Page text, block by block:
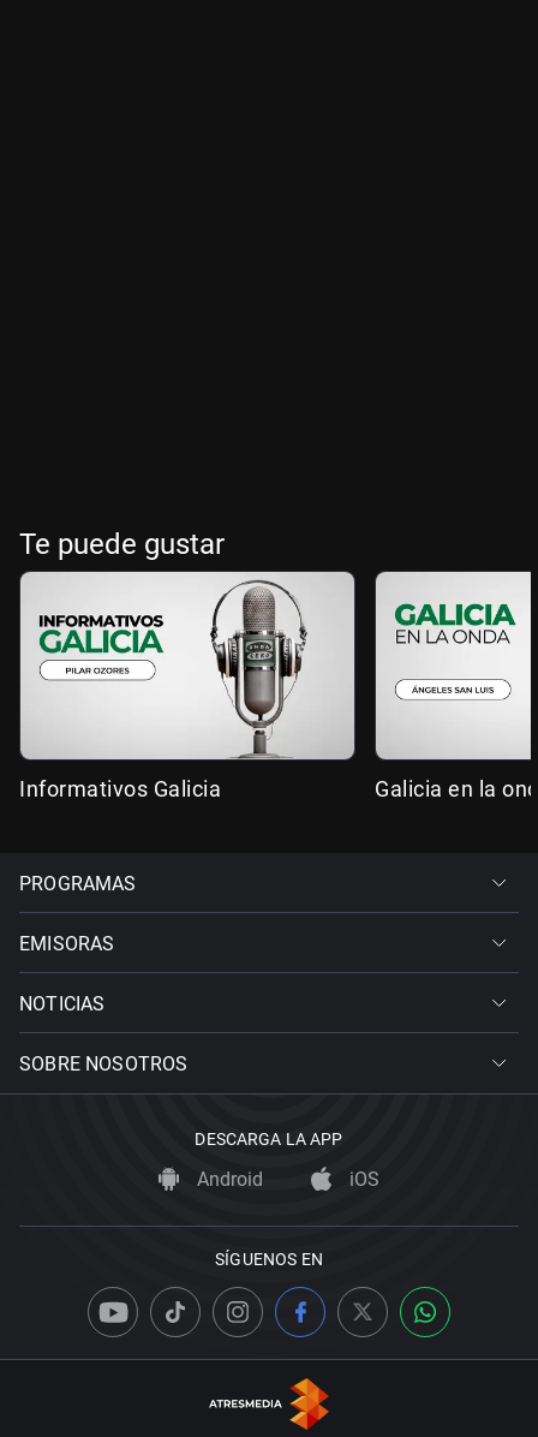
Te puede gustar
Informativos Galicia Galicia en la
PROGRAMAS
EMISORAS
NOTICIAS
SOBRE NOSOTROS
DESCARGA LA APP
Android iOS
SÍGUENOS EN